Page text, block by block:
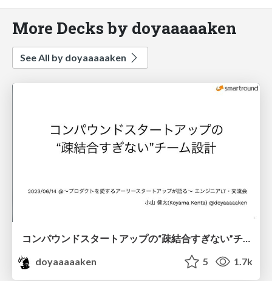
More Decks by doyaaaaaken
See All by doyaaaaaken
コンパウンドスタートアップの“疎結合すぎない”チーム設計
doyaaaaaken
5 1.7k